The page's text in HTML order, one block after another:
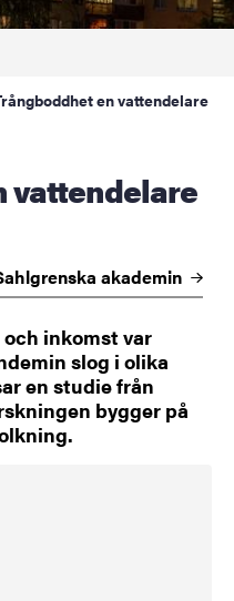
en vattendelare
akademin
inkomst var
slog i olika
en studie från
bygger på